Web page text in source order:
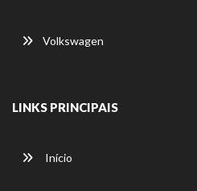
Volkswagen
LINKS PRINCIPAIS
Início